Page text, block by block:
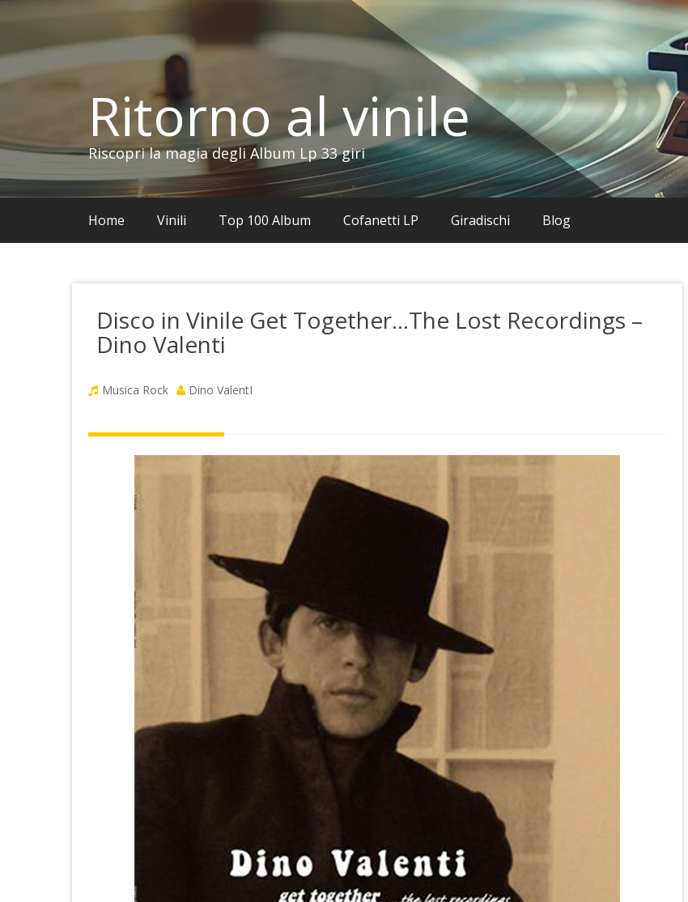
contenuto
Ritorno al vinile
Riscopri la magia degli Album Lp 33 giri
Home Vinili Top 100 Album Cofanetti LP Giradischi Blog
Disco in Vinile Get Together…The Lost Recordings –
Dino Valenti
Musica Rock Dino ValentI